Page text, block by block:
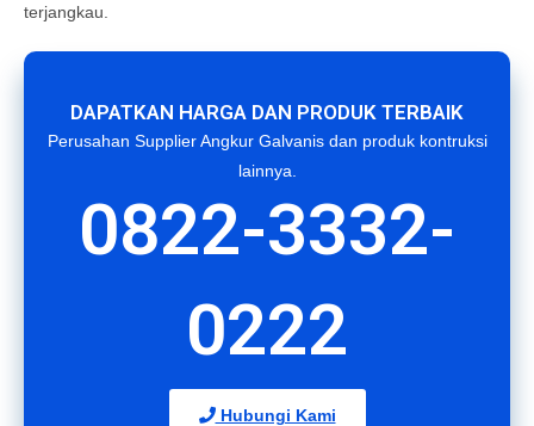
terjangkau.
DAPATKAN HARGA DAN PRODUK TERBAIK
Perusahan Supplier Angkur Galvanis dan produk kontruksi
lainnya.
0822-3332-
0222
Hubungi Kami